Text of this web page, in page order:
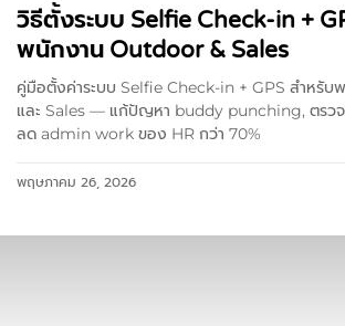
วิธีตั้งระบบ Selfie Check-in +
พนักงาน Outdoor & Sales
คู่มือตั้งค่าระบบ Selfie Check-in + GPS สำหรั
และ Sales — แก้ปัญหา buddy punching, ตรว
ลด admin work ของ HR กว่า 70%
พฤษภาคม 26, 2026